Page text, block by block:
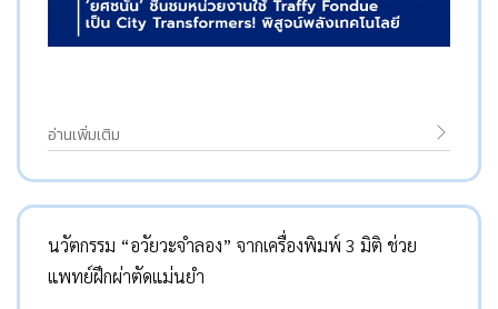
อ่านเพิ่มเติม
นวัตกรรม “อวัยวะจำลอง” จากเครื่องพิมพ์ 3 มิติ ช่วย
แพทย์ฝึกผ่าตัดแม่นยำ